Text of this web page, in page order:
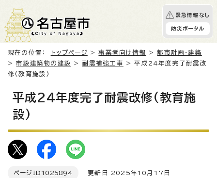
緊急情報なし
防災ポータル
現在の位置： トップページ >事業者向け情報 >都市計画・建築
>市設建築物の建設 > 耐震補強工事
> 平成24年度完了耐震改
修(教育施設)
平成24年度完了耐震改修(教育施
設)
ページID 1025894 更新日 2025年10月17日